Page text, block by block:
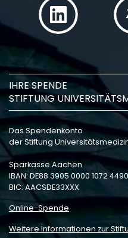
IHRE SPENDE
STIFTUNG
Das Spendenkonto
der Stiftung
Sparkasse Aachen
IBAN: DE88 3905 0000 1072
BIC: AACSDE33XXX
Online-Spende
Weitere Informationen zur